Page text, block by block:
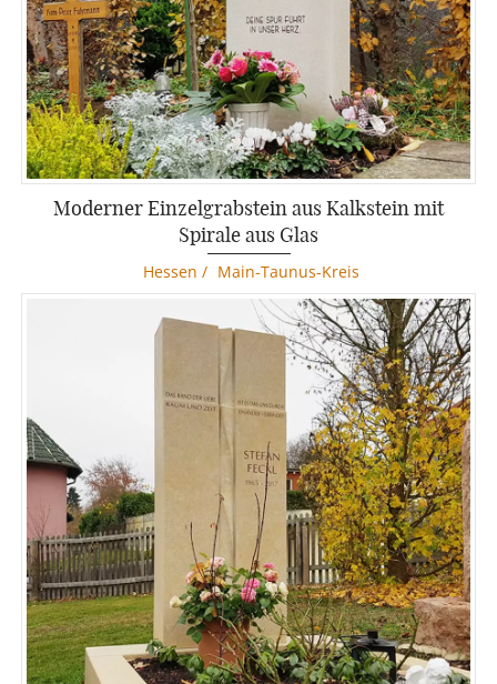
Moderner Einzelgrabstein aus Kalkstein mit
Spirale aus Glas
Hessen / Main-Taunus-Kreis